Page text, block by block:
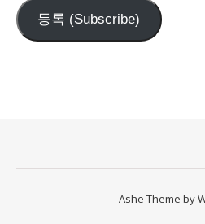
등록 (Subscribe)
Ashe Theme by